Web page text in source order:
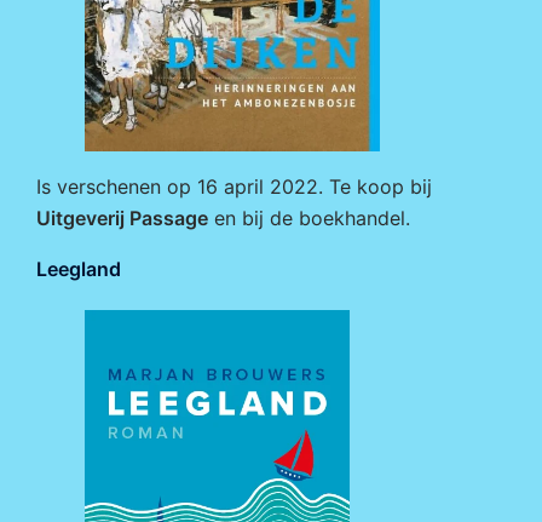
Is verschenen op 16 april 2022. Te koop bij
Uitgeverij Passage en bij de boekhandel.
Leegland